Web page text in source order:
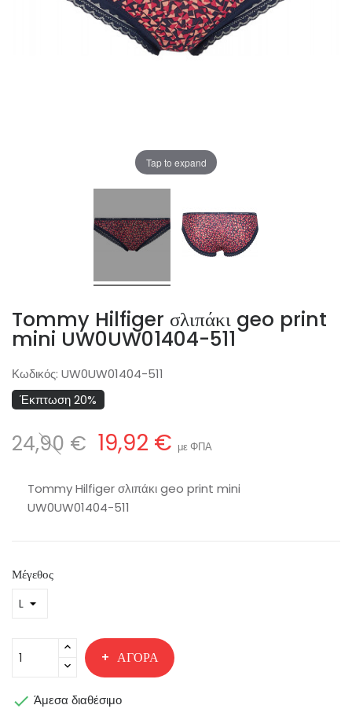
Tap to expand
Tommy Hilfiger σλιπάκι geo print
mini UW0UW01404-511
Κωδικός: UW0UW01404-511
Έκπτωση 20%
24,90 € 19,92 € με ΦΠΑ
Tommy Hilfiger σλιπάκι geo print mini
UW0UW01404-511
Μέγεθος
ΑΓΟΡΆ
 Άμεσα διαθέσιμο